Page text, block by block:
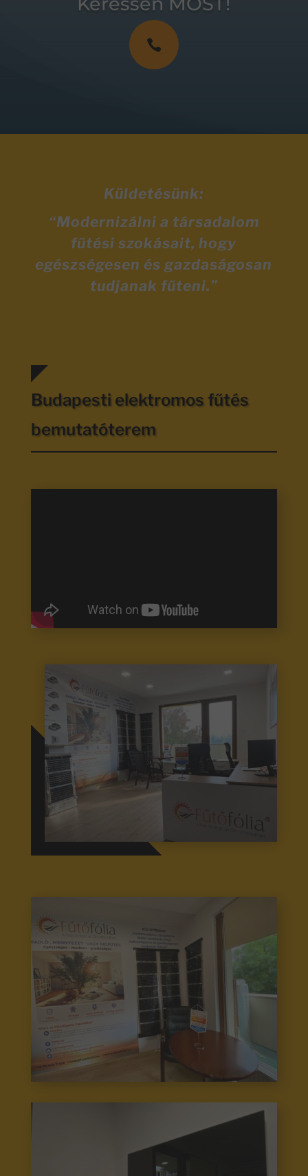

Küldetésünk:
“Modernizálni a társadalom
fűtési szokásait, hogy
egészségesen és gazdaságosan
tudjanak fűteni.”
Budapesti elektromos fűtés
bemutatóterem